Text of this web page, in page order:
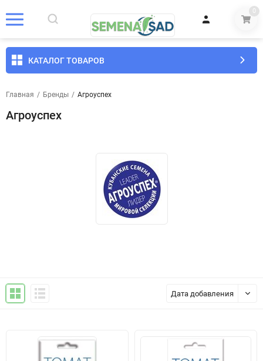
0
КАТАЛОГ ТОВАРОВ
Главная / Бренды / Агроуспех
Агроуспех
Дата добавления